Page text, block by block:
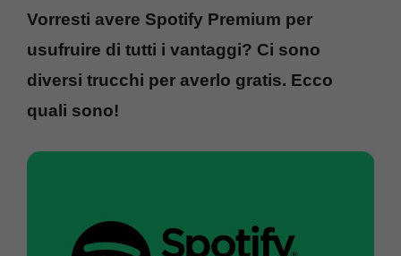
Vorresti avere Spotify Premium per
usufruire di tutti i vantaggi? Ci sono
diversi trucchi per averlo gratis. Ecco
quali sono!